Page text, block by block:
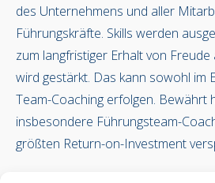
des Unternehmens und aller
Führungskräfte. Skills werden
zum langfristiger Erhalt von
wird gestärkt. Das kann sowohl im
Team-Coaching erfolgen. Bewährt
insbesondere Führungsteam-
größten Return-on-Investment